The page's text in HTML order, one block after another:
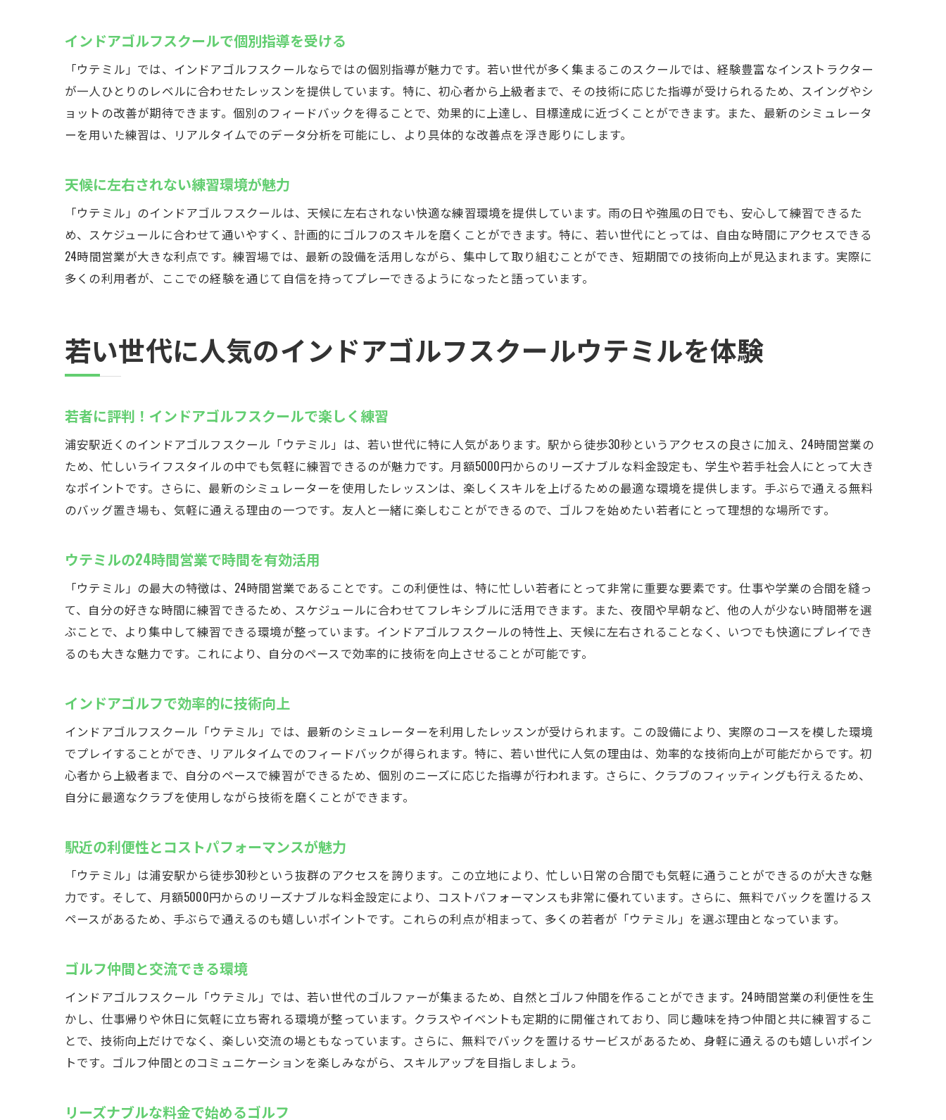
通勤途中にも立ち寄れる便利な立地
駅からすぐのアクセスの良さ
買い物ついでに練習できる利便性
立地の良さが快適な通い心地を実現
最新設備でスキルアップ！浦安駅のインドアゴルフ
弾道測定器で自分の実力をチェック
最新技術を駆使したインドアゴルフレッスン
スイング改善に役立つ最新設備
無料でバックが置ける便利な環境
手ぶらで通えるから続けやすい
初心者に優しいレンタルクラブの利用
ウテミルの便利さでゴルフを身近に
インドアゴルフスクールで個別指導を受ける
「ウテミル」では、インドアゴルフスクールならではの個別指導が魅力です。若い世代が多く集まるこのスクールでは、経験豊富なインストラクター
が一人ひとりのレベルに合わせたレッスンを提供しています。特に、初心者から上級者まで、その技術に応じた指導が受けられるため、スイングやシ
ョットの改善が期待できます。個別のフィードバックを得ることで、効果的に上達し、目標達成に近づくことができます。また、最新のシミュレータ
ーを用いた練習は、リアルタイムでのデータ分析を可能にし、より具体的な改善点を浮き彫りにします。
天候に左右されない練習環境が魅力
「ウテミル」のインドアゴルフスクールは、天候に左右されない快適な練習環境を提供しています。雨の日や強風の日でも、安心して練習できるた
め、スケジュールに合わせて通いやすく、計画的にゴルフのスキルを磨くことができます。特に、若い世代にとっては、自由な時間にアクセスできる
24時間営業が大きな利点です。練習場では、最新の設備を活用しながら、集中して取り組むことができ、短期間での技術向上が見込まれます。実際に
多くの利用者が、ここでの経験を通じて自信を持ってプレーできるようになったと語っています。
若い世代に人気のインドアゴルフスクールウテミルを体験
若者に評判！インドアゴルフスクールで楽しく練習
浦安駅近くのインドアゴルフスクール「ウテミル」は、若い世代に特に人気があります。駅から徒歩30秒というアクセスの良さに加え、24時間営業の
ため、忙しいライフスタイルの中でも気軽に練習できるのが魅力です。月額5000円からのリーズナブルな料金設定も、学生や若手社会人にとって大き
なポイントです。さらに、最新のシミュレーターを使用したレッスンは、楽しくスキルを上げるための最適な環境を提供します。手ぶらで通える無料
のバッグ置き場も、気軽に通える理由の一つです。友人と一緒に楽しむことができるので、ゴルフを始めたい若者にとって理想的な場所です。
ウテミルの24時間営業で時間を有効活用
「ウテミル」の最大の特徴は、24時間営業であることです。この利便性は、特に忙しい若者にとって非常に重要な要素です。仕事や学業の合間を縫っ
て、自分の好きな時間に練習できるため、スケジュールに合わせてフレキシブルに活用できます。また、夜間や早朝など、他の人が少ない時間帯を選
ぶことで、より集中して練習できる環境が整っています。インドアゴルフスクールの特性上、天候に左右されることなく、いつでも快適にプレイでき
るのも大きな魅力です。これにより、自分のペースで効率的に技術を向上させることが可能です。
インドアゴルフで効率的に技術向上
インドアゴルフスクール「ウテミル」では、最新のシミュレーターを利用したレッスンが受けられます。この設備により、実際のコースを模した環境
でプレイすることができ、リアルタイムでのフィードバックが得られます。特に、若い世代に人気の理由は、効率的な技術向上が可能だからです。初
心者から上級者まで、自分のペースで練習ができるため、個別のニーズに応じた指導が行われます。さらに、クラブのフィッティングも行えるため、
自分に最適なクラブを使用しながら技術を磨くことができます。
駅近の利便性とコストパフォーマンスが魅力
「ウテミル」は浦安駅から徒歩30秒という抜群のアクセスを誇ります。この立地により、忙しい日常の合間でも気軽に通うことができるのが大きな魅
力です。そして、月額5000円からのリーズナブルな料金設定により、コストパフォーマンスも非常に優れています。さらに、無料でバックを置けるス
ペースがあるため、手ぶらで通えるのも嬉しいポイントです。これらの利点が相まって、多くの若者が「ウテミル」を選ぶ理由となっています。
ゴルフ仲間と交流できる環境
インドアゴルフスクール「ウテミル」では、若い世代のゴルファーが集まるため、自然とゴルフ仲間を作ることができます。24時間営業の利便性を生
かし、仕事帰りや休日に気軽に立ち寄れる環境が整っています。クラスやイベントも定期的に開催されており、同じ趣味を持つ仲間と共に練習するこ
とで、技術向上だけでなく、楽しい交流の場ともなっています。さらに、無料でバックを置けるサービスがあるため、身軽に通えるのも嬉しいポイン
トです。ゴルフ仲間とのコミュニケーションを楽しみながら、スキルアップを目指しましょう。
リーズナブルな料金で始めるゴルフ